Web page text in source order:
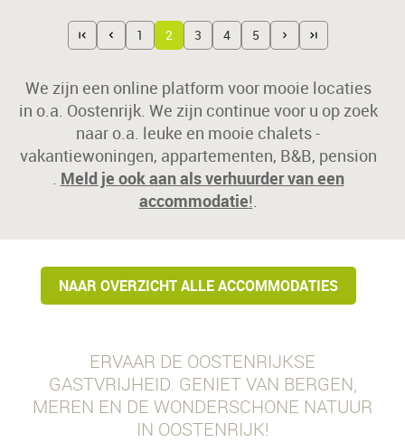
1 2 3 4 5
We zijn een online platform voor mooie locaties
in o.a. Oostenrijk. We zijn continue voor u op zoek
naar o.a. leuke en mooie chalets -
vakantiewoningen, appartementen, B&B, pension
. Meld je ook aan als verhuurder van een
accommodatie!.
NAAR OVERZICHT ALLE ACCOMMODATIES
ERVAAR DE OOSTENRIJKSE
GASTVRIJHEID. GENIET VAN BERGEN,
MEREN EN DE WONDERSCHONE NATUUR
IN OOSTENRIJK!